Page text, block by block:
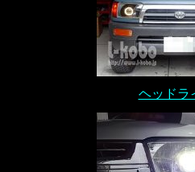
ヘッドラ